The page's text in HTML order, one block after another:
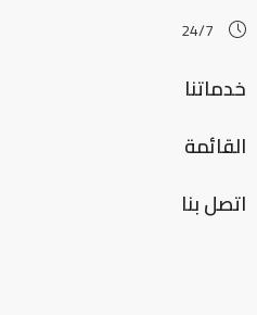
24/7
خدماتنا
القائمة
اتصل بنا